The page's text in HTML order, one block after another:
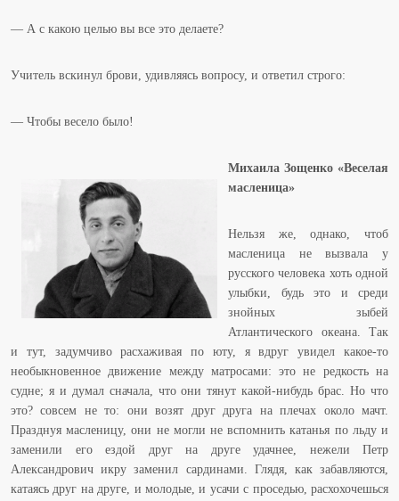
— А с какою целью вы все это делаете?
Учитель вскинул брови, удивляясь вопросу, и ответил строго:
— Чтобы весело было!
Михаила Зощенко «Веселая
масленица»
Нельзя же, однако, чтоб
масленица не вызвала у
русского человека хоть одной
улыбки, будь это и среди
знойных зыбей
Атлантического океана. Так
и тут, задумчиво расхаживая по юту, я вдруг увидел какое-то
необыкновенное движение между матросами: это не редкость на
судне; я и думал сначала, что они тянут какой-нибудь брас. Но что
это? совсем не то: они возят друг друга на плечах около мачт.
Празднуя масленицу, они не могли не вспомнить катанья по льду и
заменили его ездой друг на друге удачнее, нежели Петр
Александрович икру заменил сардинами. Глядя, как забавляются,
катаясь друг на друге, и молодые, и усачи с проседью, расхохочешься